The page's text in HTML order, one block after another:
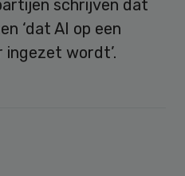
schrijven dat
‘dat AI op een
wordt’.